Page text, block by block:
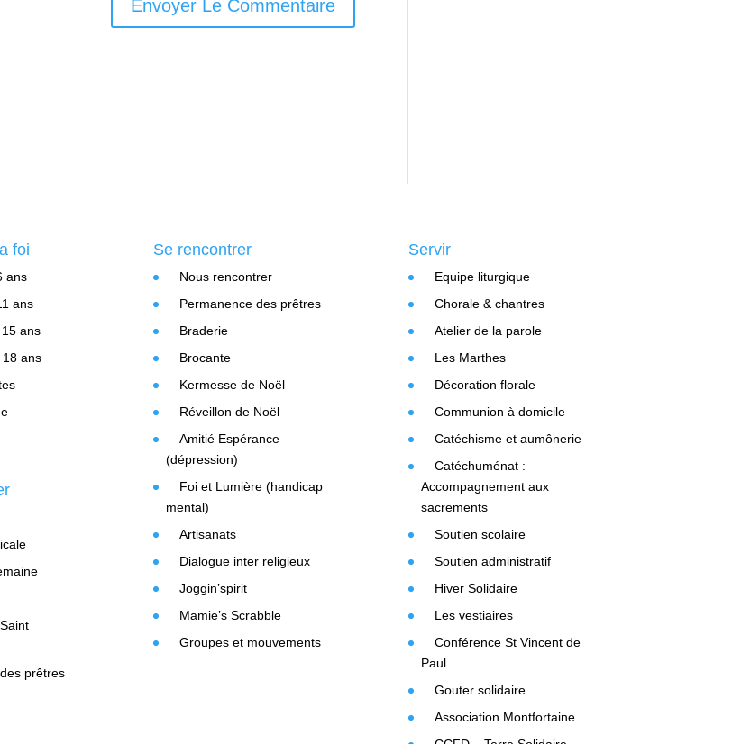
foi
ans
ans
ans
18 ans
prêtres
Se rencontrer
Nous rencontrer
Permanence des prêtres
Braderie
Brocante
Kermesse de Noël
Réveillon de Noël
Amitié Espérance
(dépression)
Foi et Lumière (handicap
mental)
Artisanats
Dialogue inter religieux
Joggin’spirit
Mamie’s Scrabble
Groupes et mouvements
Servir
Equipe liturgique
Chorale & chantres
Atelier de la parole
Les Marthes
Décoration florale
Communion à domicile
Catéchisme et aumônerie
Catéchuménat :
Accompagnement aux
sacrements
Soutien scolaire
Soutien administratif
Hiver Solidaire
Les vestiaires
Conférence St Vincent de
Paul
Gouter solidaire
Association Montfortaine